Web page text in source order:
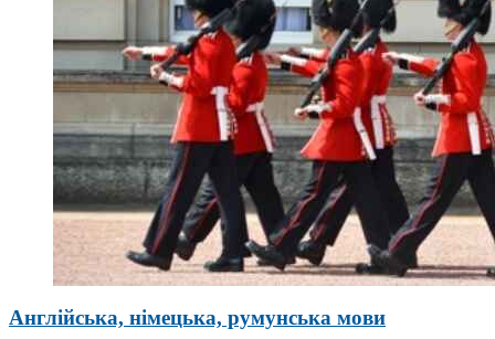
Англійська, німецька, румунська мови